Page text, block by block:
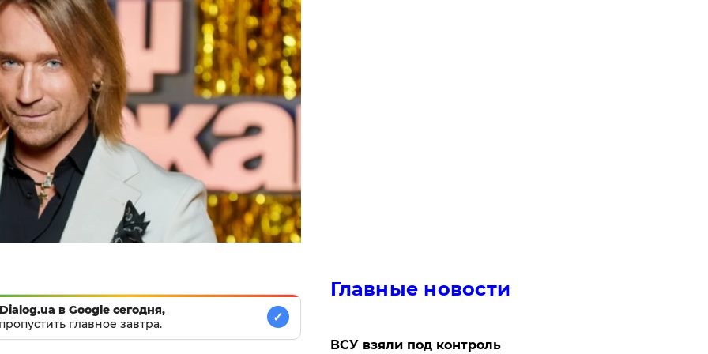
в Google сегодня,
главное завтра.
✓
Главные новости
ВСУ взяли под контроль